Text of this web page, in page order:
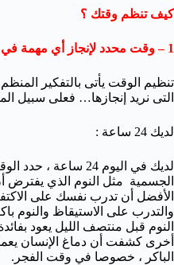
كيف تنظم وقتك ؟
1 – وقت محدد لإنجاز أي مهمة في حياتك :
تنظيم الوقت يأتى بالتفكير
التى نريد إنجازها… فعلى سبيل
لديك 24 ساعة :
لديك في اليوم 24
الأفضل أن تدرب نفسك على
والتدرب على الاستيقاظ والنوم
النوم قبل منتصف الليل يعود
أخرى كشفت أن دماغ الإنسان
الباكر ، خصوصا في وقت الفجر.